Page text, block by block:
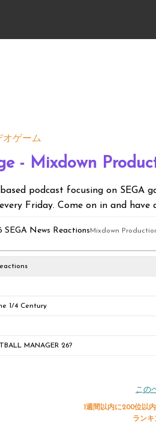
オゲーム
- Mixdown
podcast focusing on SEGA
Friday. Come on in and have
SEGA News ReactionsMixdown
1/4 Century
MANAGER 26?
この
1週間以内に200位以
ラン